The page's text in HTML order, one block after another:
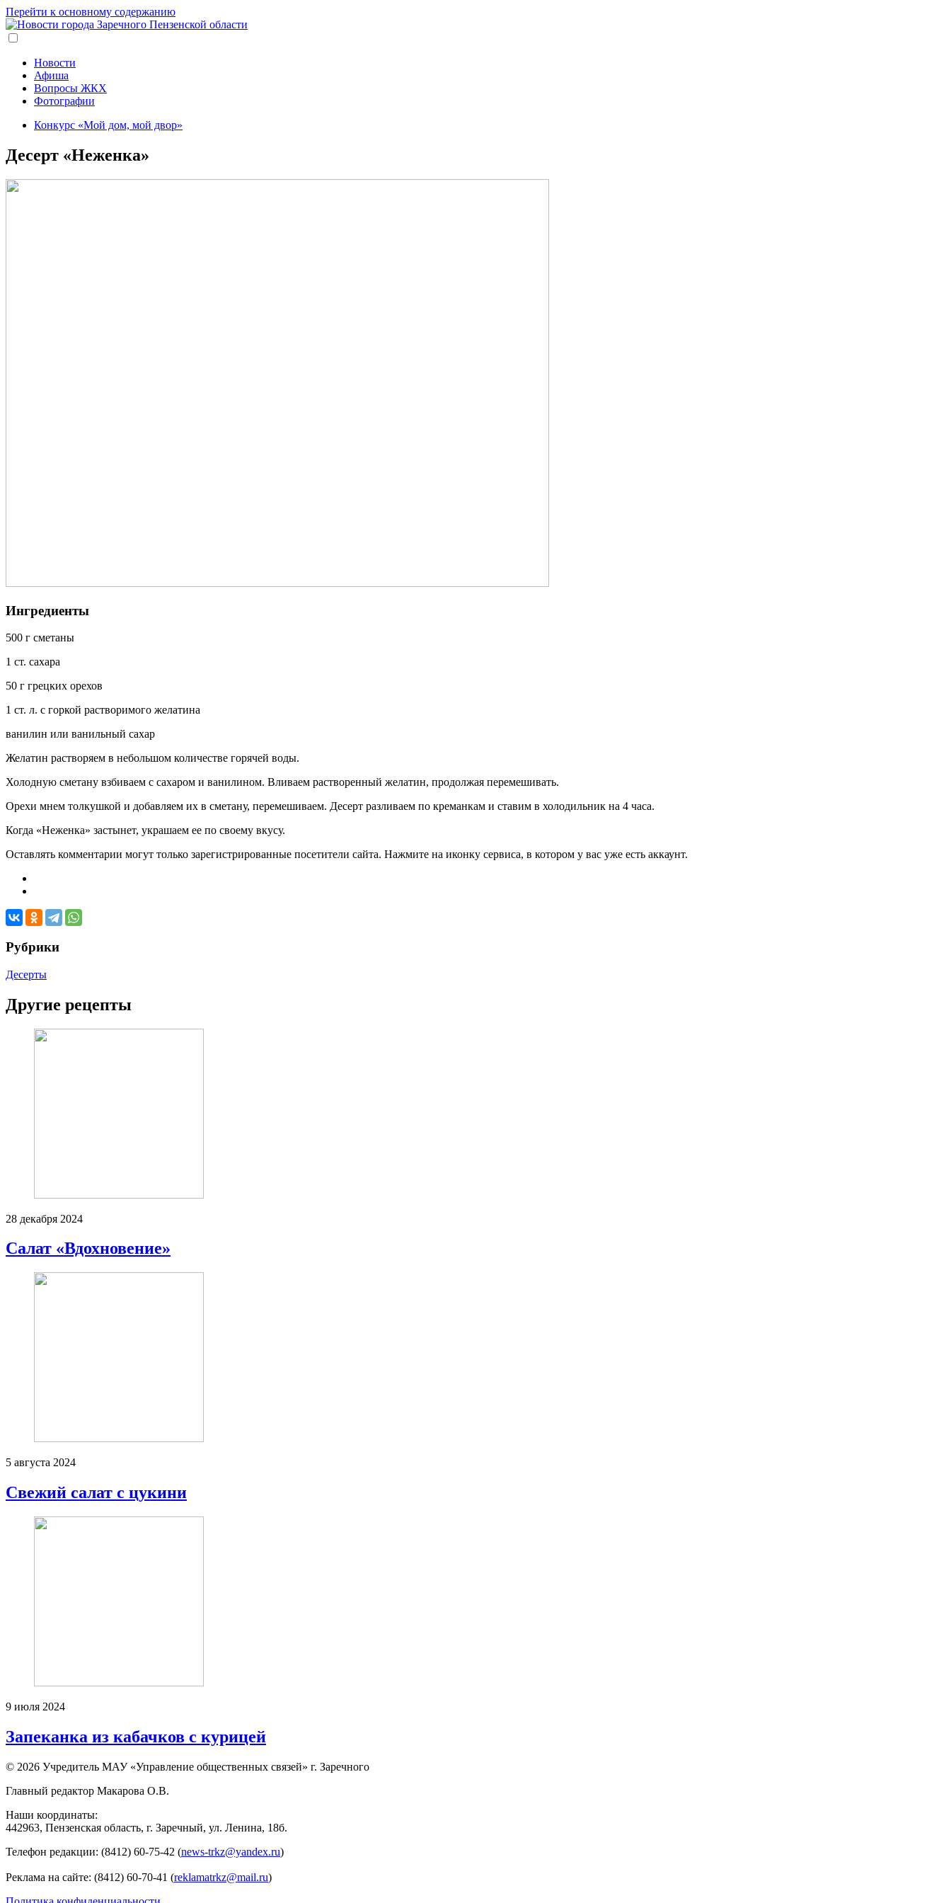
Перейти к основному содержанию
Новости
Афиша
Вопросы ЖКХ
Фотографии
Конкурс «Мой дом, мой двор»
Десерт «Неженка»
Ингредиенты
500 г сметаны
1 ст. сахара
50 г грецких орехов
1 ст. л. с горкой растворимого желатина
ванилин или ванильный сахар
Желатин растворяем в небольшом количестве горячей воды.
Холодную сметану взбиваем с сахаром и ванилином. Вливаем растворенный желатин, продолжая перемешивать.
Орехи мнем толкушкой и добавляем их в сметану, перемешиваем. Десерт разливаем по креманкам и ставим в холодильник на 4 часа.
Когда «Неженка» застынет, украшаем ее по своему вкусу.
Оставлять комментарии могут только зарегистрированные посетители сайта. Нажмите на иконку сервиса, в котором у вас уже есть аккаунт.
Рубрики
Десерты
Другие рецепты
28 декабря 2024
Салат «Вдохновение»
5 августа 2024
Свежий салат с цукини
9 июля 2024
Запеканка из кабачков с курицей
© 2026 Учредитель МАУ «Управление общественных связей» г. Заречного
Главный редактор Макарова О.В.
Наши координаты:
442963, Пензенская область, г. Заречный, ул. Ленина, 18б.
Телефон редакции: (8412) 60-75-42 (news-trkz@yandex.ru)
Реклама на сайте: (8412) 60-70-41 (reklamatrkz@mail.ru)